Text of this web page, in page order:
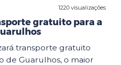
1220 visualizações
gratuito para a
transporte gratuito
de Guarulhos, o maior